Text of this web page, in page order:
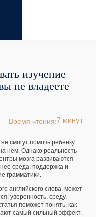
изучение
не владеете
Время чтения: 7 минут
смогут помочь ребёнку
нём. Однако реальность
мозга развиваются
среда, поддержка и
грамматики.
английского слова, может
уверенность, среду,
поможет понять, как
самый сильный эффект.